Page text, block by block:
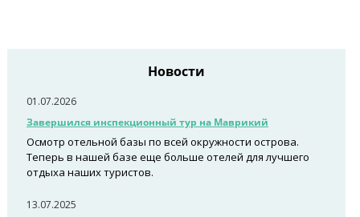
Новости
01.07.2026
Завершился инспекционный тур на Маврикий
Осмотр отельной базы по всей окружности острова.
Теперь в нашей базе еще больше отелей для лучшего
отдыха наших туристов.
13.07.2025